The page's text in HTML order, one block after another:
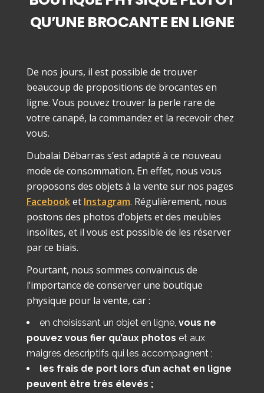
QU’UNE BROCANTE EN LIGNE
De nos jours, il est possible de trouver
beaucoup de propositions de brocantes en
ligne. Vous pouvez trouver la perle rare de
votre canapé, la commandez et la recevoir chez
vous.
Dubalai Débarras s’est adapté à ce nouveau
mode de consommation. En effet, nous vous
proposons des objets à la vente sur nos pages
Facebooket Instagram. Régulièrement, nous
postons des photos d’objets et des meubles
insolites, et il vous est possible de les réserver
par ce biais.
Pourtant, nous sommes convaincus de
l’importance de conserver une boutique
physique pour la vente, car :
en choisissant un objet en ligne, vous ne
pouvez vous fier qu’aux photos et aux
maigres descriptifs qui les accompagnent ;
les frais de port lors d’un achat en ligne
peuvent être très élevés ;